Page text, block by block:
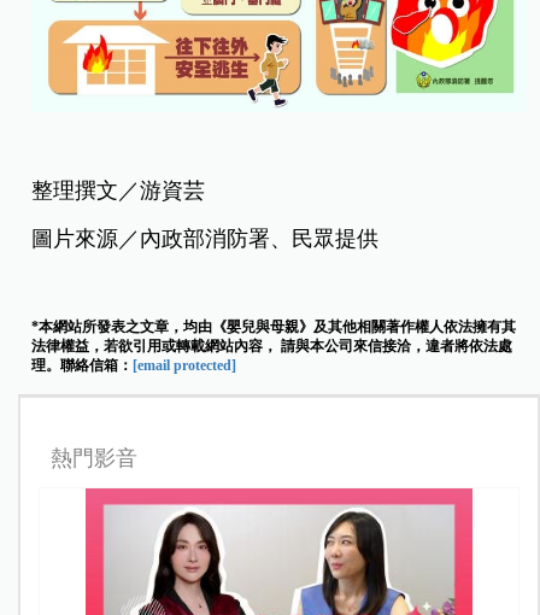
整理撰文／游資芸
圖片來源／內政部消防署、民眾提供
*本網站所發表之文章，均由《嬰兒與母親》及其他相關著作權人依法擁有其
法律權益，若欲引用或轉載網站內容， 請與本公司來信接洽，違者將依法處
理。聯絡信箱： [email protected]
熱門影音